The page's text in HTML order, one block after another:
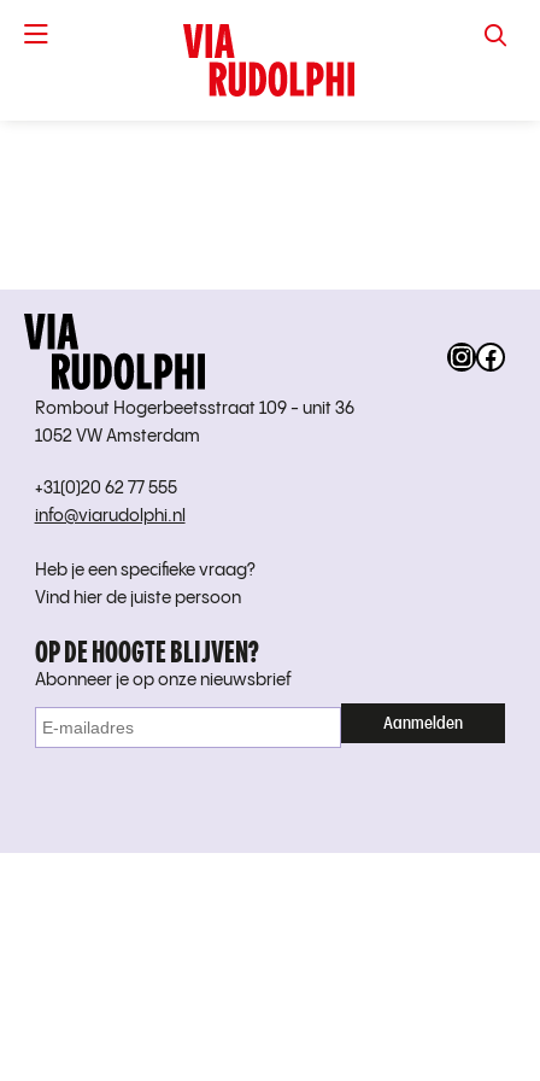
VIA
Rombout Hogerbeetsstraat 109 - unit 36
1052 VW Amsterdam
+31(0)20 62 77 555
info@viarudolphi.nl
Heb je een specifieke vraag?
Vind hier de juiste persoon
OP DE HOOGTE BLIJVEN?
Abonneer je op onze nieuwsbrief